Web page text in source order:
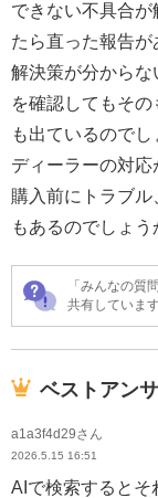
できない不具合
たら直った報告が
解決策が分から
を確認してもそ
も出ているので
ディーラーの対
購入前にトラブ
もあるのでしょう
「みんなの質
共有しています
ベストアン
a1a3f4d29さん
2026.5.15 16:51
AIで検索するとそ